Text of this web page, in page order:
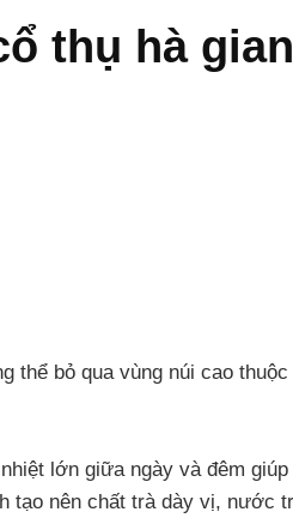
thụ hà
thể bỏ qua vùng núi cao thuộc
lớn giữa ngày và đêm
tạo nên chất trà dày vị, nước